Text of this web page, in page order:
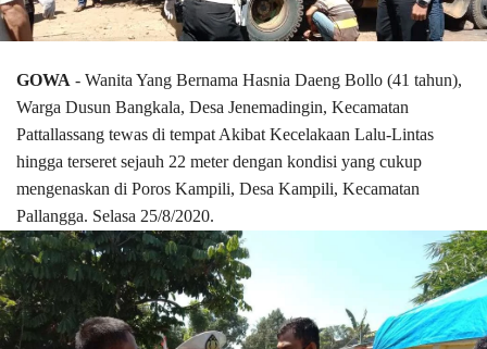
GOWA - Wanita Yang Bernama Hasnia Daeng Bollo (41 tahun),
Warga Dusun Bangkala, Desa Jenemadingin, Kecamatan
Pattallassang tewas di tempat Akibat Kecelakaan Lalu-Lintas
hingga terseret sejauh 22 meter dengan kondisi yang cukup
mengenaskan di Poros Kampili, Desa Kampili, Kecamatan
Pallangga. Selasa 25/8/2020.